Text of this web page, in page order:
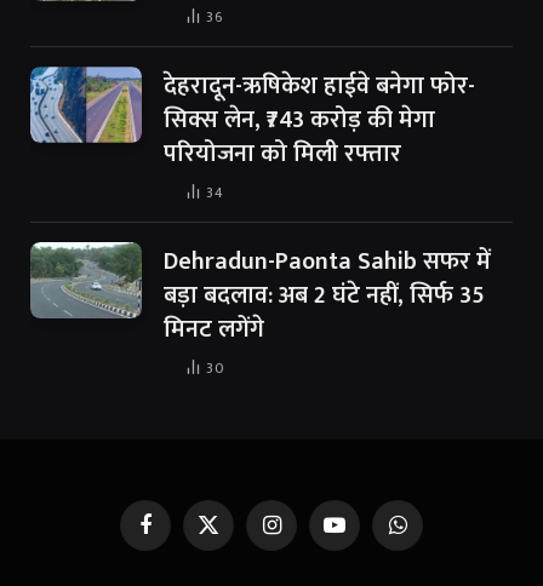
36
देहरादून-ऋषिकेश हाईवे बनेगा फोर-
सिक्स लेन, ₹743 करोड़ की मेगा
परियोजना को मिली रफ्तार
34
Dehradun-Paonta Sahib सफर में
बड़ा बदलाव: अब 2 घंटे नहीं, सिर्फ 35
मिनट लगेंगे
30
FacebookX
(Twitter)
InstagramYouTubeWhatsApp